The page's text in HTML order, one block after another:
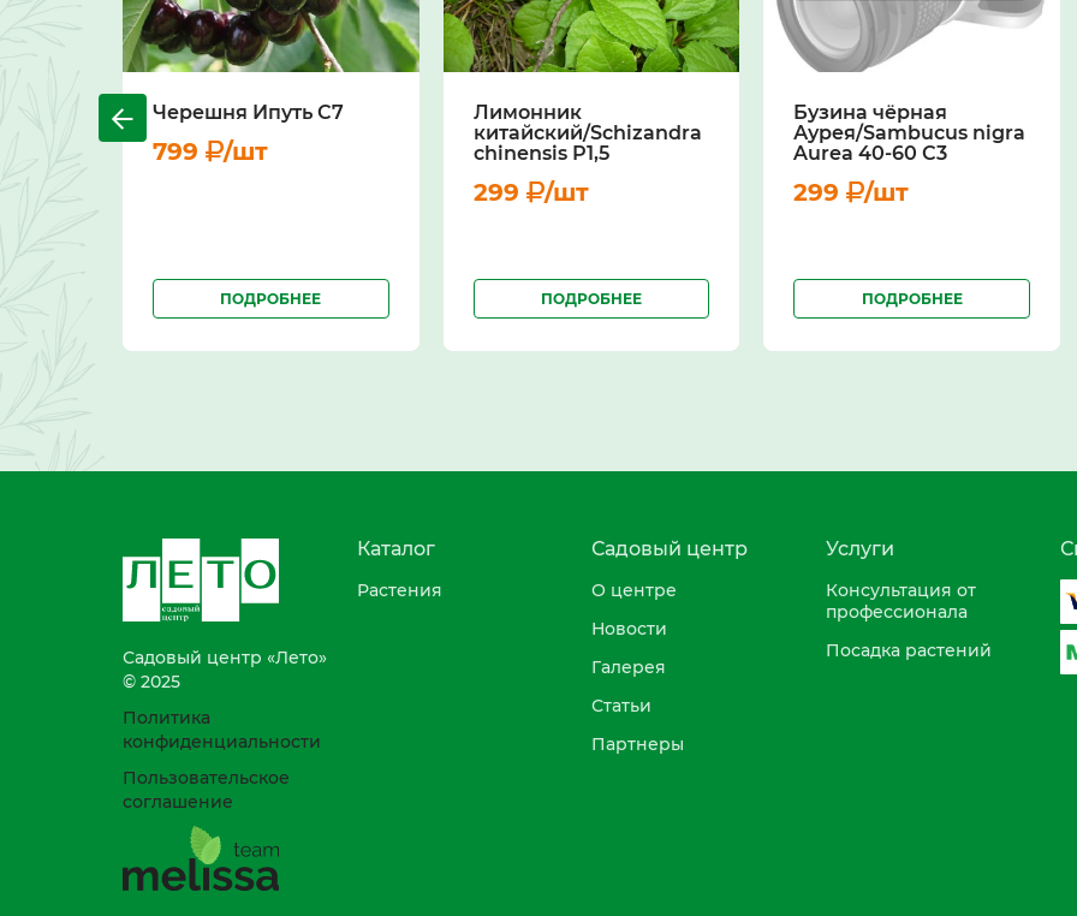
Черешня Ипуть С7
799 /шт
ПОДРОБНЕЕ
Лимонник
китайский/Schizandra
chinensis Р1,5
299 /шт
ПОДРОБНЕЕ
Бузина чёрная
Аурея/Sambucus nigra
Aurea 40-60 С3
299 /шт
ПОДРОБНЕЕ
Садовый центр «Лето»
© 2025
Политика
конфиденциальности
Пользовательское
соглашение
Каталог
Растения
Садовый центр
О центре
Новости
Галерея
Статьи
Партнеры
Услуги
Консультация от
профессионала
Посадка растений